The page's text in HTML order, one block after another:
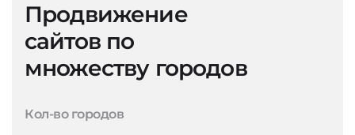
Продвижение
сайтов по
множеству городов
Кол-во городов